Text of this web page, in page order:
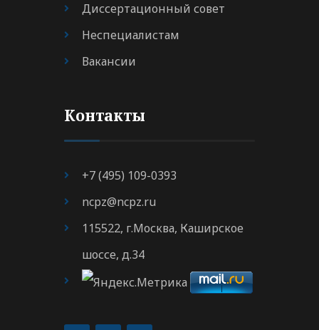
Диссертационный совет
Неспециалистам
Вакансии
Контакты
+7 (495) 109-0393
ncpz@ncpz.ru
115522, г.Москва, Каширское
шоссе, д.34